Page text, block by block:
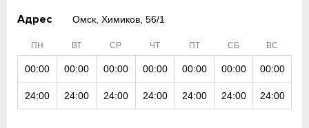
Адрес Омск, Химиков, 56/1
ПН ВТ СР ЧТ ПТ СБ ВС
00:00 00:00 00:00 00:00 00:00 00:00 00:00
24:00 24:00 24:00 24:00 24:00 24:00 24:00